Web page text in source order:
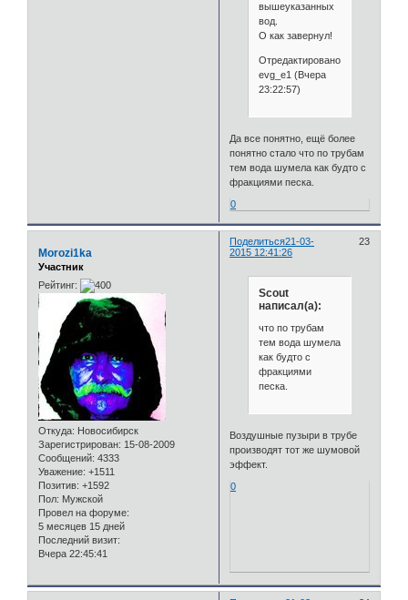
вышеуказанных
вод.
О как завернул!
Отредактировано
evg_e1 (Вчера
23:22:57)
Да все понятно, ещё более
понятно стало что по трубам
тем вода шумела как будто с
фракциями песка.
0
Поделиться 23
21-03-
2015 12:41:26
Morozi1ka
Участник
Рейтинг:
Откуда: Новосибирск
Зарегистрирован: 15-08-2009
Сообщений: 4333
Уважение: +1511
Позитив: +1592
Пол: Мужской
Провел на форуме:
5 месяцев 15 дней
Последний визит:
Вчера 22:45:41
Scout
написал(а):
что по трубам
тем вода шумела
как будто с
фракциями
песка.
Воздушные пузыри в трубе
производят тот же шумовой
эффект.
0